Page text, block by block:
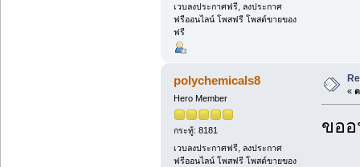
เวบลงประกาศฟรี, ลงประกาศ
ฟรีออนไลน์ โพสฟรี โพสต์ขายของ
ฟรี
polychemicals8
Hero Member
กระทู้: 8181
เวบลงประกาศฟรี, ลงประกาศ
ฟรีออนไลน์ โพสฟรี โพสต์ขายของ
«
ขอ